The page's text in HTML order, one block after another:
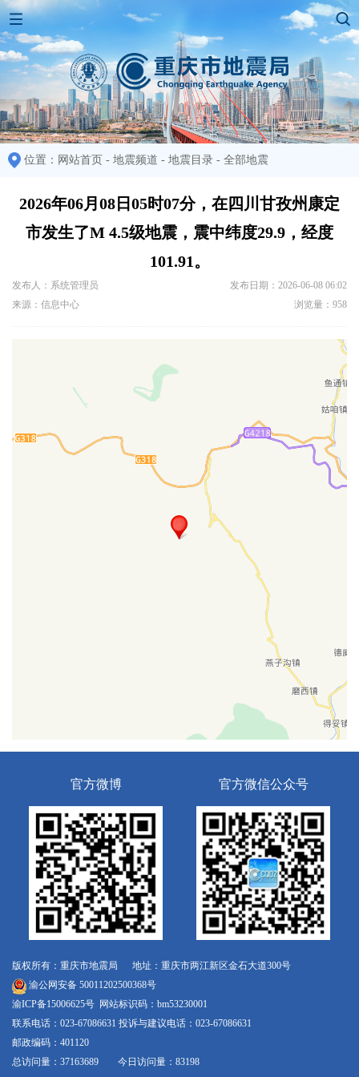
位置： 网站首页 - 地震频道 - 地震目录 - 全部地震
2026年06月08日05时07分，在四川甘孜州康定
市发生了M 4.5级地震，震中纬度29.9，经度
101.91。
发布人：系统管理员
发布日期：2026-06-08 06:02
来源：信息中心
浏览量：958
官方微博 官方微信公众号
版权所有：重庆市地震局 地址：重庆市两江新区金石大道300号
渝公网安备 50011202500368号
渝ICP备15006625号 网站标识码：bm53230001
联系电话：023-67086631 投诉与建议电话：023-67086631
邮政编码：401120
总访问量：37163689 今日访问量：83198